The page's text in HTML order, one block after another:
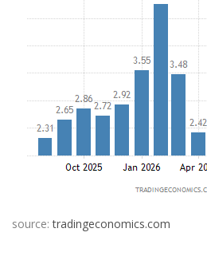
source:tradingeconomics.com